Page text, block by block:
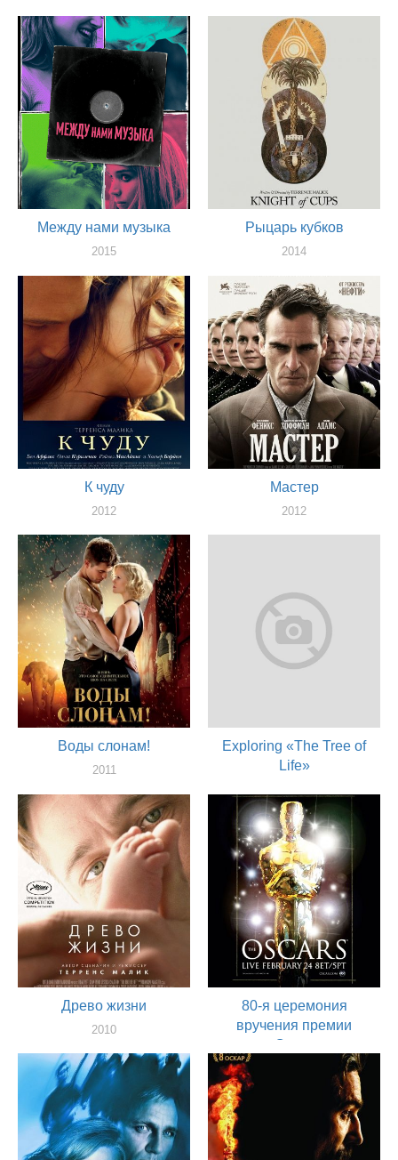
актер
Между нами музыка
2015
Рыцарь кубков
2014
К чуду
2012
Мастер
2012
Воды слонам!
2011
Exploring «The Tree of
Life»
актер
Древо жизни
2010
80-я церемония
вручения премии
«Оскар»